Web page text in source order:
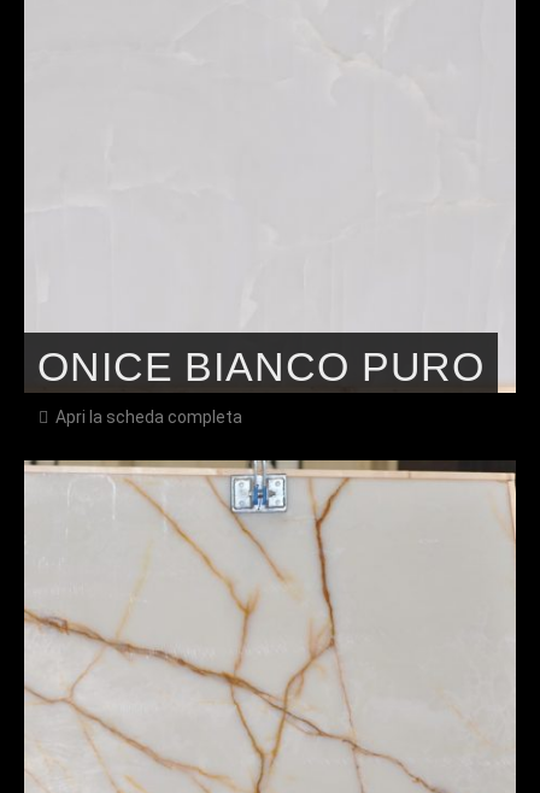
ONICE BIANCO PURO
Apri la scheda completa